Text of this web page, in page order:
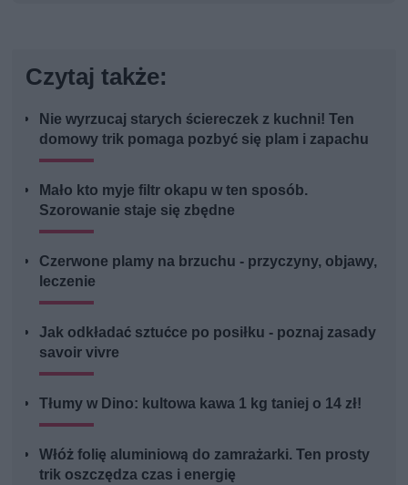
Czytaj także:
Nie wyrzucaj starych ściereczek z kuchni! Ten
domowy trik pomaga pozbyć się plam i zapachu
Mało kto myje filtr okapu w ten sposób.
Szorowanie staje się zbędne
Czerwone plamy na brzuchu - przyczyny, objawy,
leczenie
Jak odkładać sztućce po posiłku - poznaj zasady
savoir vivre
Tłumy w Dino: kultowa kawa 1 kg taniej o 14 zł!
Włóż folię aluminiową do zamrażarki. Ten prosty
trik oszczędza czas i energię